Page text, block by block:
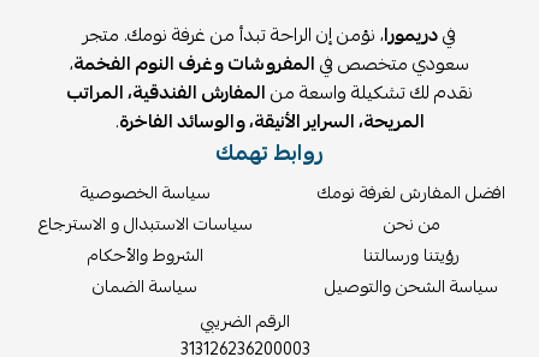
فيدريمورا، نؤمن إن الراحة تبدأ من غرفة نومك. متجر
سعودي متخصص فيالمفروشات وغرف النوم الفخمة،
نقدم لك تشكيلة واسعة منالمفارش الفندقية، المراتب
المريحة، السراير الأنيقة، والوسائد الفاخرة.
روابط تهمك
افضل المفارش لغرفة نومك
من نحن
رؤيتنا ورسالتنا
سياسة الشحن والتوصيل
سياسة الخصوصية
سياسات الاستبدال و الاسترجاع
الشروط والأحكام
سياسة الضمان
الرقم الضريبي
313126236200003